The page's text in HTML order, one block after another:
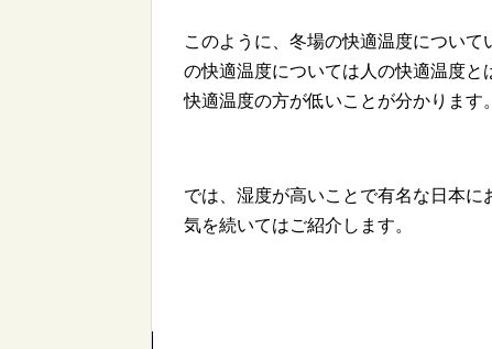
このように、冬場の快適温度につい
の快適温度については人の快適温度
快適温度の方が低いことが分かります。
では、湿度が高いことで有名な日本
気を続いてはご紹介します。